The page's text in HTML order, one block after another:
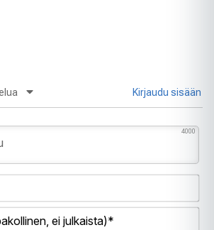
Kirjaudu sisään
4000